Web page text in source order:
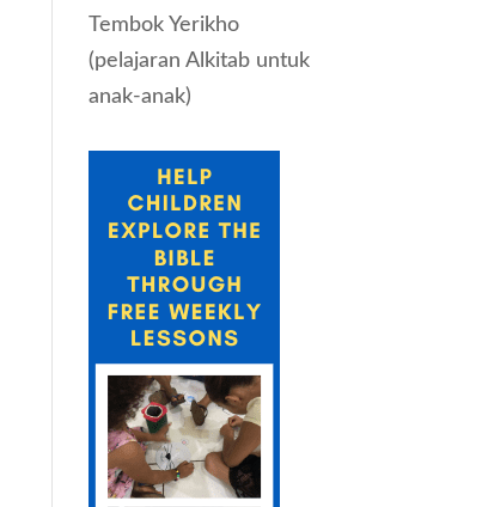
Tembok Yerikho
(pelajaran Alkitab untuk
anak-anak)